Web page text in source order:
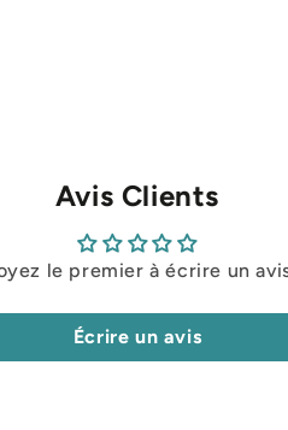
Avis Clients
le premier à écrire un
Écrire un avis